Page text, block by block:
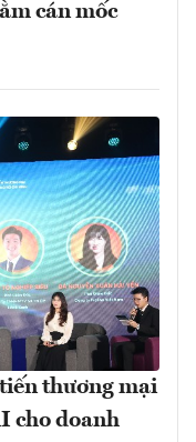
cán mốc
thương mại
cho doanh